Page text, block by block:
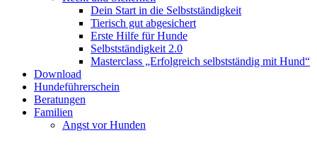
Dein Start in die Selbstständigkeit
Tierisch gut abgesichert
Erste Hilfe für Hunde
Selbstständigkeit 2.0
Masterclass „Erfolgreich selbstständig mit Hund“
Download
Hundeführerschein
Beratungen
Familien
Angst vor Hunden